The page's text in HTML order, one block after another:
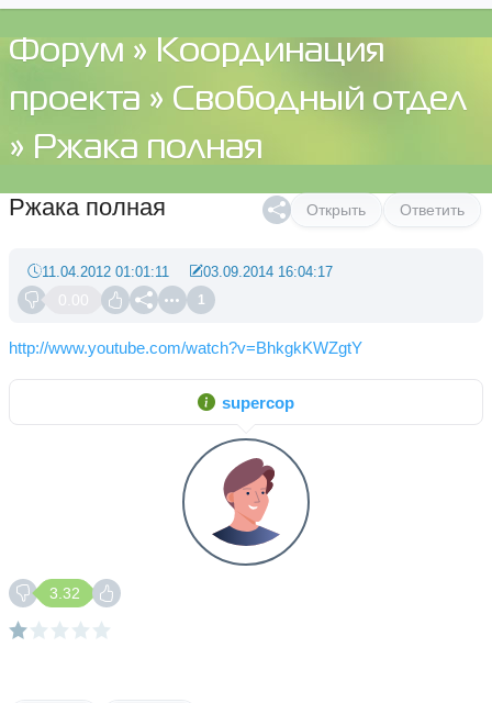
Форум » Координация
проекта » Свободный отдел
» Ржака полная
Открыть Ответить
Ржака полная
0.00 1
11.04.2012 01:01:11 03.09.2014 16:04:17
http://www.youtube.com/watch?v=BhkgkKWZgtY
supercop
3.32